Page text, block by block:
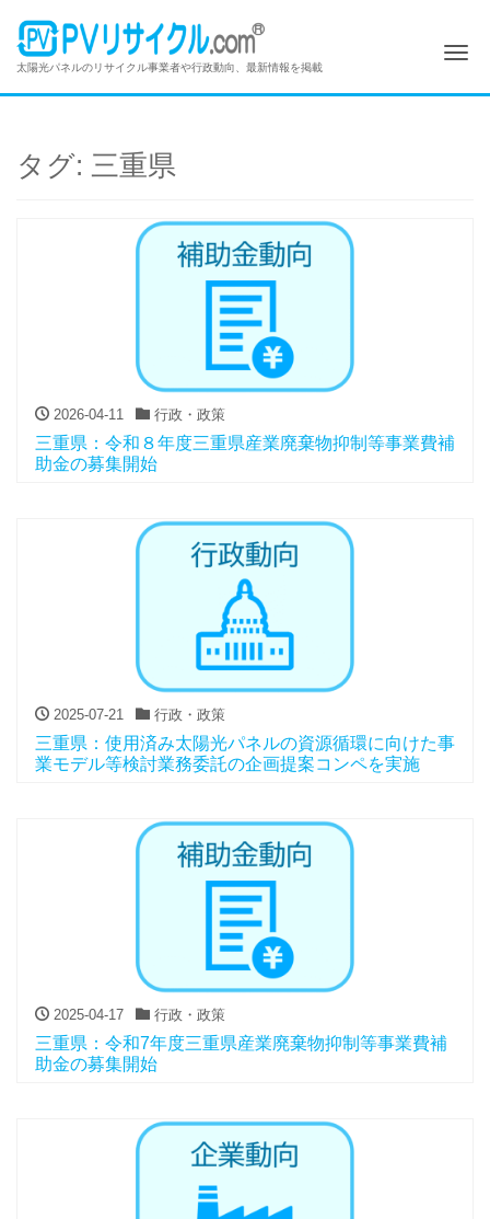
太陽光パネルのリサイクル事業者や行政動向、最新情報を掲載
タグ: 三重県
2026-04-11 行政・政策
三重県：令和８年度三重県産業廃棄物抑制等事業費補
助金の募集開始
2025-07-21 行政・政策
三重県：使用済み太陽光パネルの資源循環に向けた事
業モデル等検討業務委託の企画提案コンペを実施
2025-04-17 行政・政策
三重県：令和7年度三重県産業廃棄物抑制等事業費補
助金の募集開始